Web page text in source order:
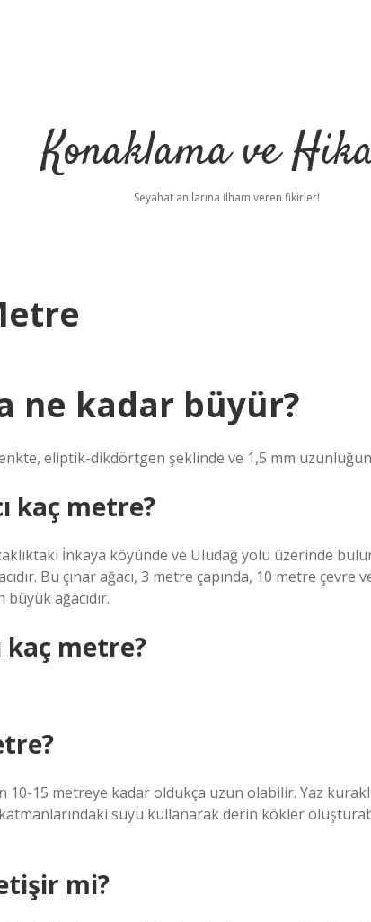
Konaklama ve
Seyahat anılarına ilham veren fikirler!
ne kadar büyür?
eliptik-dikdörtgen şeklinde ve 1,5 mm
kaç metre?
İnkaya köyünde ve Uludağ yolu üzerinde
Bu çınar ağacı, 3 metre çapında, 10 metre çevre
ağacıdır.
kaç metre?
15 metreye kadar oldukça uzun olabilir. Yaz
suyu kullanarak derin kökler
mi?